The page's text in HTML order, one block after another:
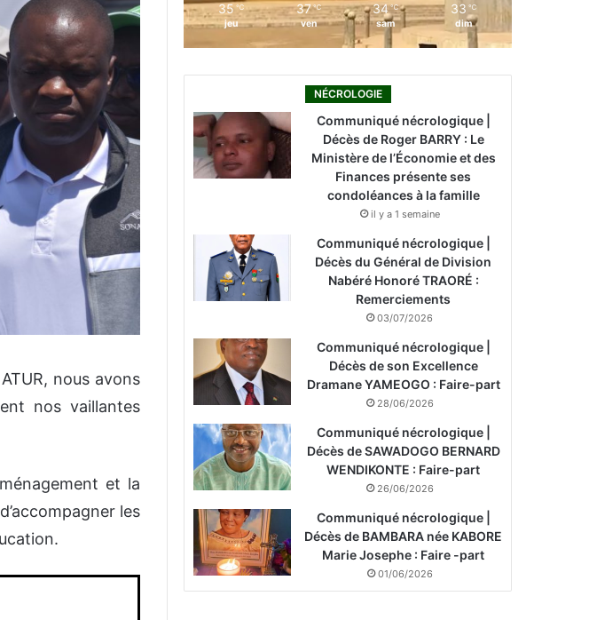
nous avons
nos vaillantes
et la
les
35 ℃
jeu
37 ℃
ven
34 ℃
sam
33 ℃
dim
NÉCROLOGIE
Communiqué nécrologique |
Décès de Roger BARRY : Le
Ministère de l’Économie et des
Finances présente ses
condoléances à la famille
il y a 1 semaine
Communiqué nécrologique |
Décès du Général de Division
Nabéré Honoré TRAORÉ :
Remerciements
03/07/2026
Communiqué nécrologique |
Décès de son Excellence
Dramane YAMEOGO : Faire-part
28/06/2026
Communiqué nécrologique |
Décès de SAWADOGO BERNARD
WENDIKONTE : Faire-part
26/06/2026
Communiqué nécrologique |
Décès de BAMBARA née KABORE
Marie Josephe : Faire -part
01/06/2026